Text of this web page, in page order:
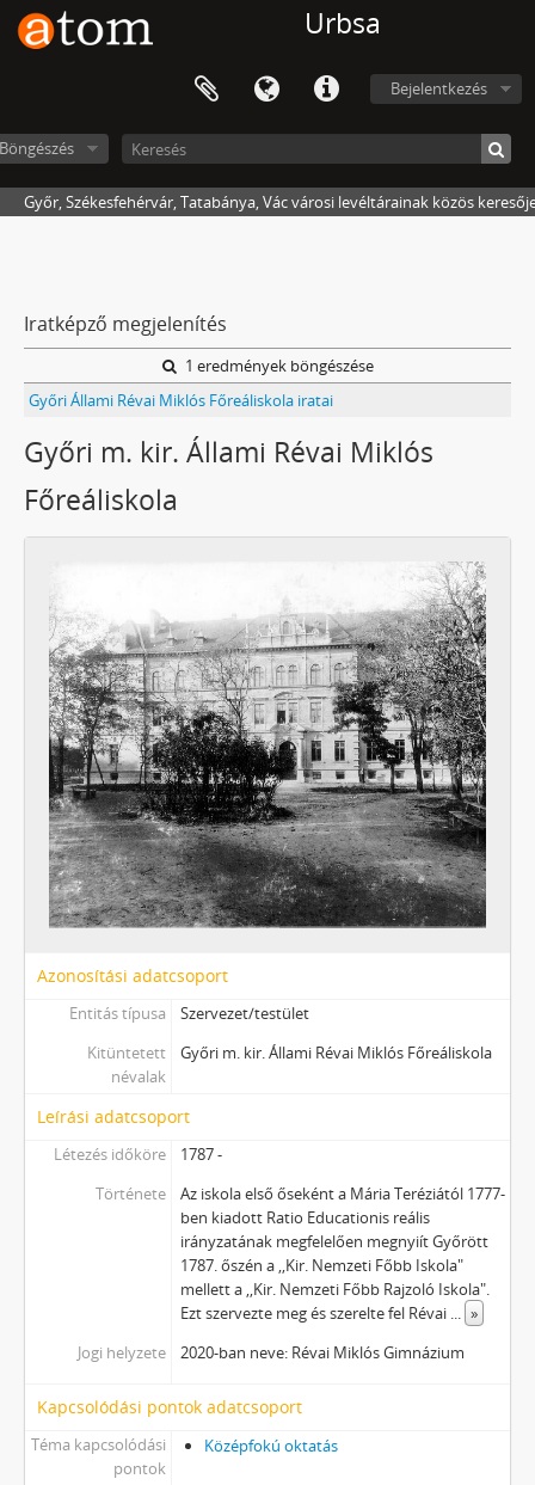
Urbsa
Bejelentkezés
Győr, Székesfehérvár, Tatabánya, Vác városi levéltárainak közös
Iratképző megjelenítés
1 eredmények böngészése
Győri Állami Révai Miklós Főreáliskola iratai
Győri m. kir. Állami Révai Miklós
Főreáliskola
Azonosítási adatcsoport
Entitás típusa
Szervezet/testület
Kitüntetett
névalak
Győri m. kir. Állami Révai Miklós Főreáliskola
Leírási adatcsoport
Létezés időköre
1787 -
Története
Az iskola első őseként a Mária Teréziától 1777-
ben kiadott Ratio Educationis reális
irányzatának megfelelően megnyiít Győrött
1787. őszén a ,,Kir. Nemzeti Főbb Iskola"
mellett a ,,Kir. Nemzeti Főbb Rajzoló Iskola".
Ezt szervezte meg és szerelte fel Révai ... »
Jogi helyzete
2020-ban neve: Révai Miklós Gimnázium
Kapcsolódási pontok adatcsoport
Téma kapcsolódási
pontok
Középfokú oktatás